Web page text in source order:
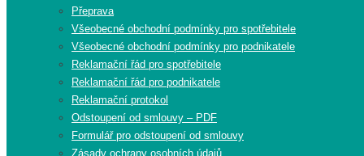
Přeprava
Všeobecné obchodní podmínky pro spotřebitele
Všeobecné obchodní podmínky pro podnikatele
Reklamační řád pro spotřebitele
Reklamační řád pro podnikatele
Reklamační protokol
Odstoupení od smlouvy – PDF
Formulář pro odstoupení od smlouvy
Zásady ochrany osobních údajů